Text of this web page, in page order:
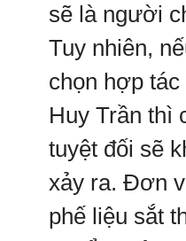
sẽ là người
Tuy nhiên,
chọn hợp
Huy Trần thì
tuyệt đối sẽ
xảy ra. Đơn
phế liệu sắt